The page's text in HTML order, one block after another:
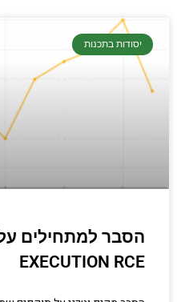
יסודות בתכנות
EXECUTION RCE